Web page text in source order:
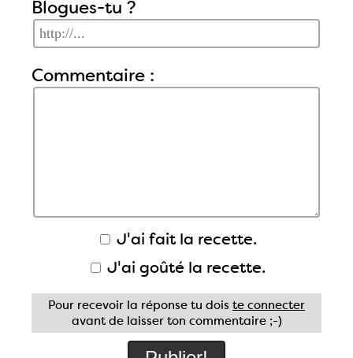
Blogues-tu ?
Commentaire :
J'ai fait la recette.
J'ai goûté la recette.
Pour recevoir la réponse tu dois te connecter
avant de laisser ton commentaire ;-)